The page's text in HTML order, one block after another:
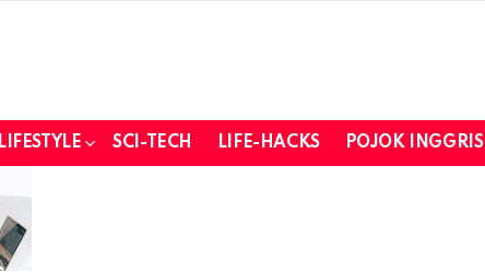
LIFESTYLE SCI-TECH LIFE-HACKS POJOK INGGRIS